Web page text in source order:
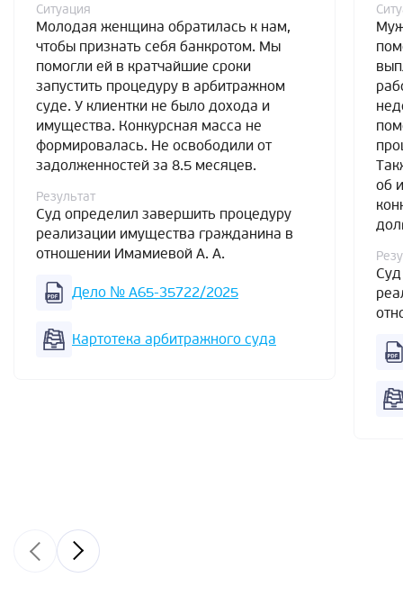
Ситуация
Молодая женщина обратилась к нам,
чтобы признать себя банкротом. Мы
помогли ей в кратчайшие сроки
запустить процедуру в арбитражном
суде. У клиентки не было дохода и
имущества. Конкурсная масса не
формировалась. Не освободили от
задолженностей за 8.5 месяцев.
Результат
Суд определил завершить процедуру
реализации имущества гражданина в
отношении Имамиевой А. А.
Дело № А65-35722/2025
Картотека арбитражного суда
об